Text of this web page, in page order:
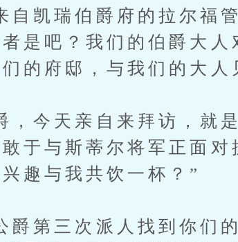
瑞伯爵府的拉尔福管
是吧？我们的伯爵大人
的府邸，与我们的大
天亲自来拜访，就是
于与斯蒂尔将军正面对
趣与我共饮一杯？”
三次派人找到你们的